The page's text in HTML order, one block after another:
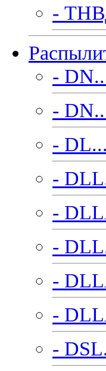
-
-
-
-
-
-
-
-
-
-